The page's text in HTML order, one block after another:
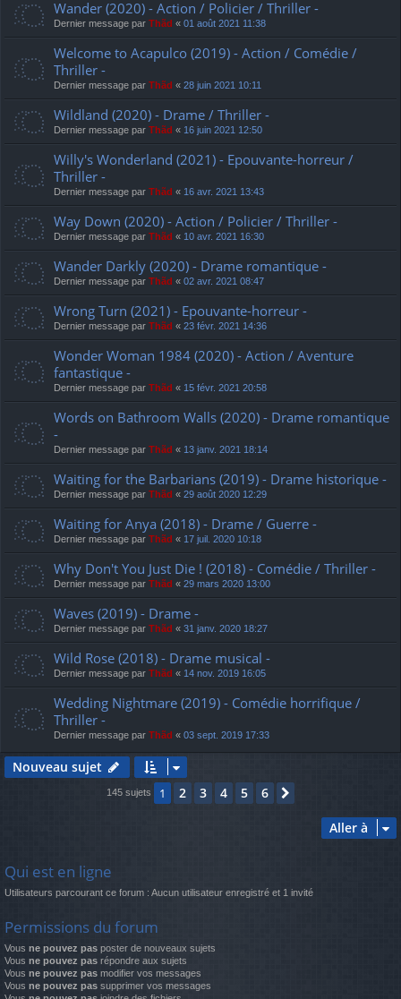
Wander (2020) - Action / Policier / Thriller -
Dernier message par Thãd « 01 août 2021 11:38
Welcome to Acapulco (2019) - Action / Comédie /
Thriller -
Dernier message par Thãd « 28 juin 2021 10:11
Wildland (2020) - Drame / Thriller -
Dernier message par Thãd « 16 juin 2021 12:50
Willy's Wonderland (2021) - Epouvante-horreur /
Thriller -
Dernier message par Thãd « 16 avr. 2021 13:43
Way Down (2020) - Action / Policier / Thriller -
Dernier message par Thãd « 10 avr. 2021 16:30
Wander Darkly (2020) - Drame romantique -
Dernier message par Thãd « 02 avr. 2021 08:47
Wrong Turn (2021) - Epouvante-horreur -
Dernier message par Thãd « 23 févr. 2021 14:36
Wonder Woman 1984 (2020) - Action / Aventure
fantastique -
Dernier message par Thãd « 15 févr. 2021 20:58
Words on Bathroom Walls (2020) - Drame romantique
-
Dernier message par Thãd « 13 janv. 2021 18:14
Waiting for the Barbarians (2019) - Drame historique -
Dernier message par Thãd « 29 août 2020 12:29
Waiting for Anya (2018) - Drame / Guerre -
Dernier message par Thãd « 17 juil. 2020 10:18
Why Don't You Just Die ! (2018) - Comédie / Thriller -
Dernier message par Thãd « 29 mars 2020 13:00
Waves (2019) - Drame -
Dernier message par Thãd « 31 janv. 2020 18:27
Wild Rose (2018) - Drame musical -
Dernier message par Thãd « 14 nov. 2019 16:05
Wedding Nightmare (2019) - Comédie horrifique /
Thriller -
Dernier message par Thãd « 03 sept. 2019 17:33
Nouveau sujet
145 sujets 1 2 3 4 5 6
Aller à
Qui est en ligne
Utilisateurs parcourant ce forum : Aucun utilisateur enregistré et 1 invité
Permissions du forum
Vous ne pouvez pas poster de nouveaux sujets
Vous ne pouvez pas répondre aux sujets
Vous ne pouvez pas modifier vos messages
Vous ne pouvez pas supprimer vos messages